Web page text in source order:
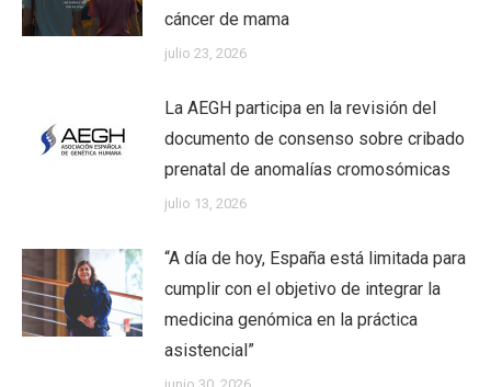
cáncer de mama
julio 23, 2026
La AEGH participa en la revisión del
documento de consenso sobre cribado
prenatal de anomalías cromosómicas
julio 13, 2026
“A día de hoy, España está limitada para
cumplir con el objetivo de integrar la
medicina genómica en la práctica
asistencial”